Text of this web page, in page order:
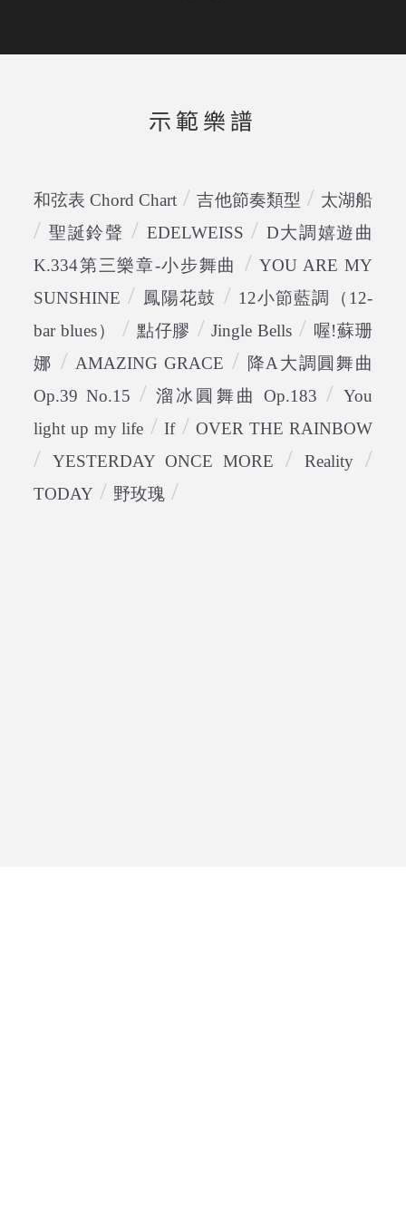
示範樂譜
和弦表 Chord Chart /吉他節奏類型 / 太湖船
/ 聖誕鈴聲 / EDELWEISS / D大調嬉遊曲
K.334第三樂章-小步舞曲
/YOU ARE MY
SUNSHINE / 鳳陽花鼓 / 12小節藍調（12-
bar blues）
/ 點仔膠 /Jingle Bells / 喔!蘇珊
娜 / AMAZING GRACE / 降A大調圓舞曲
Op.39 No.15 / 溜冰圓舞曲 Op.183 / You
light up my life /If/OVER THE RAINBOW
/YESTERDAY ONCE MORE / Reality/
TODAY / 野玫瑰 /